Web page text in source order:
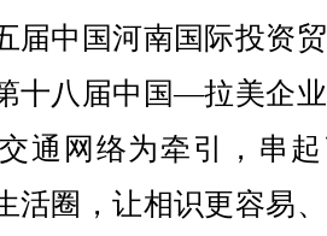
届中国河南国际投资
十八届中国—拉美企
通网络为牵引，串起
活圈，让相识更容易